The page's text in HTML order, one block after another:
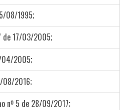
08/1995;
de 17/03/2005;
04/2005;
08/2016;
nº 5 de 28/09/2017;